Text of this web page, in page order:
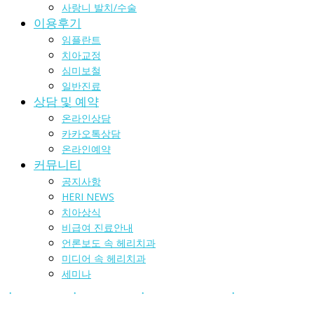
사랑니 발치/수술
이용후기
임플란트
치아교정
심미보철
일반진료
상담 및 예약
온라인상담
카카오톡상담
온라인예약
커뮤니티
공지사항
HERI NEWS
치아상식
비급여 진료안내
언론보도 속 헤리치과
미디어 속 헤리치과
세미나